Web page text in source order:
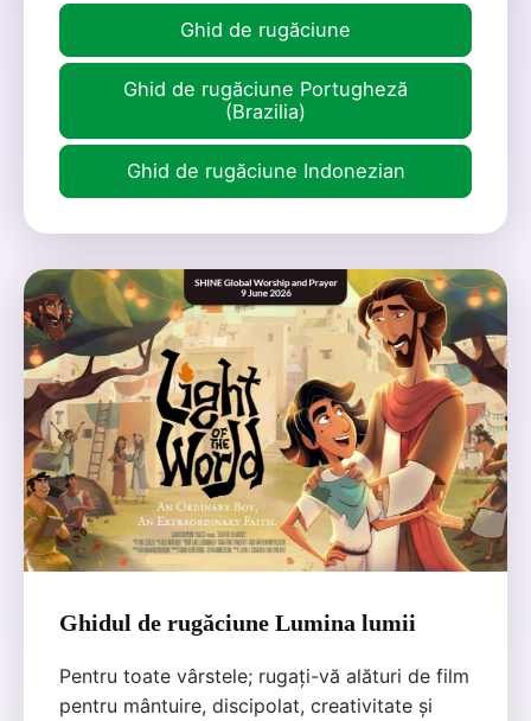
Ghid de rugăciune
Ghid de rugăciune Portugheză
(Brazilia)
Ghid de rugăciune Indonezian
Ghidul de rugăciune Lumina lumii
Pentru toate vârstele; rugați-vă alături de film
pentru mântuire, discipolat, creativitate și